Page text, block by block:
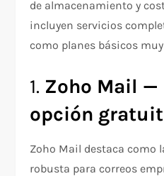
de almacenamiento y
incluyen servicios
como planes básicos
1. Zoho Mail —
opción
Zoho Mail destaca
robusta para correos